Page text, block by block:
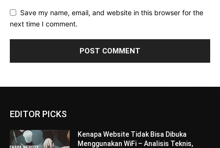
Save my name, email, and website in this browser for the
next time I comment.
EDITOR PICKS
Kenapa Website Tidak Bisa Dibuka
Menggunakan WiFi – Analisis Teknis,